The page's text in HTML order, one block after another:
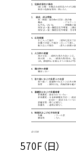
570F（日）